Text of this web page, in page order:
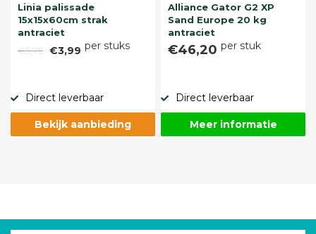
Linia palissade
15x15x60cm strak
antraciet
€5,75 €3,99 per stuks
Direct leverbaar
Bekijk aanbieding
Alliance Gator G2 XP
Sand Europe 20 kg
antraciet
€46,20 per stuk
Direct leverbaar
Meer informatie